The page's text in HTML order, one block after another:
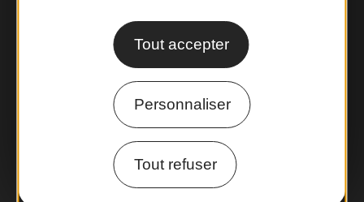
Tout accepter
Personnaliser
Tout refuser
Cartoguides et Topoguides
Latitude Gard